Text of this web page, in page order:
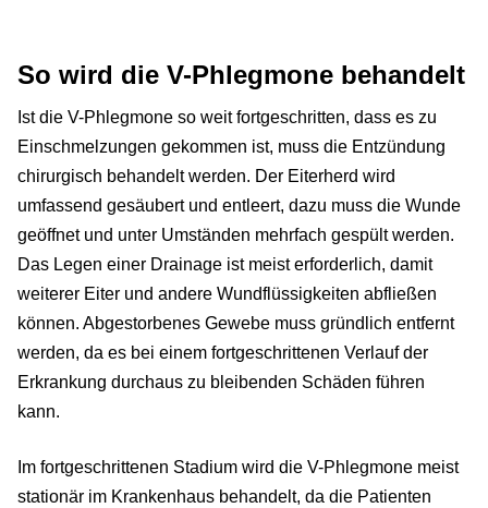
So wird die V-Phlegmone behandelt
Ist die V-Phlegmone so weit fortgeschritten, dass es zu
Einschmelzungen gekommen ist, muss die Entzündung
chirurgisch behandelt werden. Der Eiterherd wird
umfassend gesäubert und entleert, dazu muss die Wunde
geöffnet und unter Umständen mehrfach gespült werden.
Das Legen einer Drainage ist meist erforderlich, damit
weiterer Eiter und andere Wundflüssigkeiten abfließen
können. Abgestorbenes Gewebe muss gründlich entfernt
werden, da es bei einem fortgeschrittenen Verlauf der
Erkrankung durchaus zu bleibenden Schäden führen
kann.
Im fortgeschrittenen Stadium wird die V-Phlegmone meist
stationär im Krankenhaus behandelt, da die Patienten